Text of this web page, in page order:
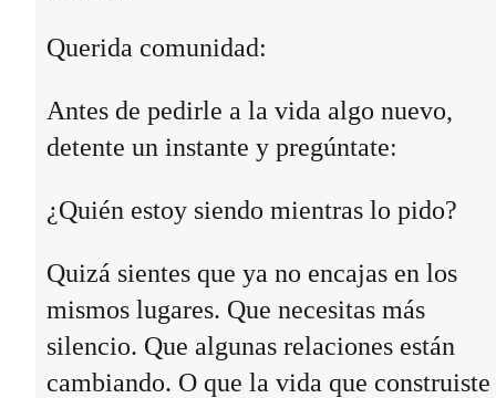
Querida comunidad:
Antes de pedirle a la vida algo nuevo,
detente un instante y pregúntate:
¿Quién estoy siendo mientras lo pido?
Quizá sientes que ya no encajas en los
mismos lugares. Que necesitas más
silencio. Que algunas relaciones están
cambiando. O que la vida que construiste